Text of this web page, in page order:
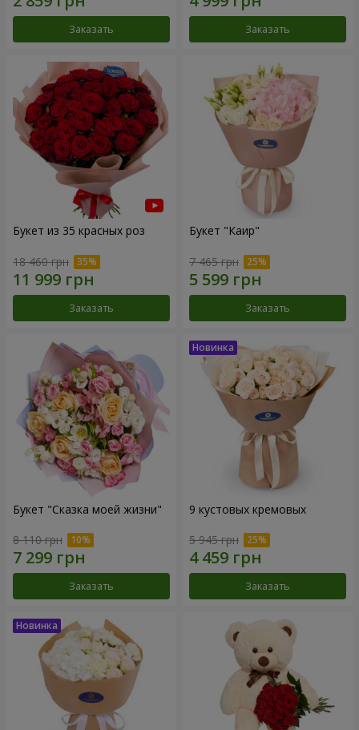
Заказать Заказать
Букет из 35 красных роз
18 460 грн
Заказать
Букет "Каир"
7 465 грн
Заказать
Букет "Сказка моей жизни"
8 110 грн
Заказать
9 кустовых кремовых
5 945 грн
Заказать